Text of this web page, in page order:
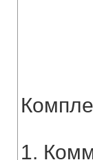
1.